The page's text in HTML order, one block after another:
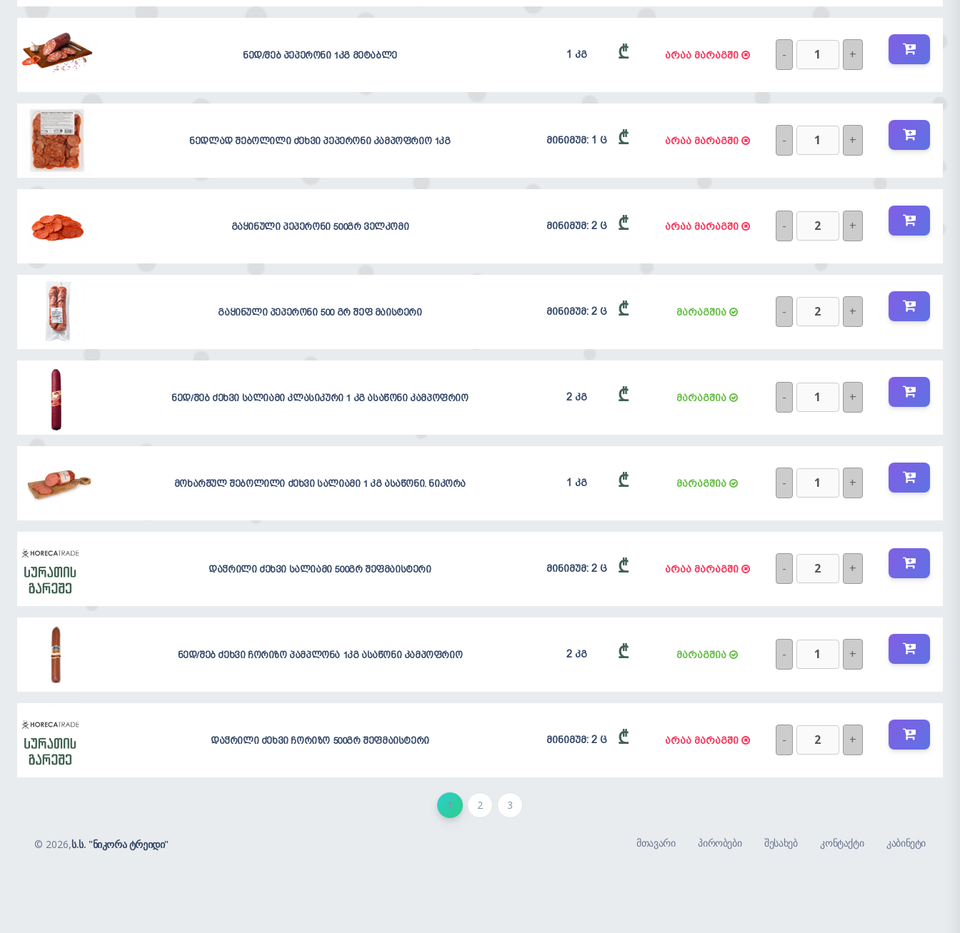
ნედ/შებ პეპერონი 1კგ მეტაბლე 1 კგ ₾ არაა მარაგში - +
ნედლად შებოლილი ძეხვი პეპერონი კამპოფრიო 1კგ მინიმუმ: 1 ც ₾ არაა მარაგში - +
გაყინული პეპერონი 500გრ ველკომი მინიმუმ: 2 ც ₾ არაა მარაგში - +
გაყინული პეპერონი 500 გრ შეფ მაისტერი მინიმუმ: 2 ც ₾ მარაგშია - +
ნედ/შებ ძეხვი სალიამი კლასიკური 1 კგ ასაწონი კამპოფრიო 2 კგ ₾ მარაგშია - +
მოხარშულ შებოლილი ძეხვი სალიამი 1 კგ ასაწონი. ნიკორა 1 კგ ₾ მარაგშია - +
დაჭრილი ძეხვი სალიამი 500გრ შეფმაისტერი მინიმუმ: 2 ც ₾ არაა მარაგში - +
ნედ/შებ ძეხვი ჩორიზო პამპლონა 1კგ ასაწონი კამპოფრიო 2 კგ ₾ მარაგშია - +
დაჭრილი ძეხვი ჩორიზო 500გრ შეფმაისტერი მინიმუმ: 2 ც ₾ არაა მარაგში - +
1 2 3
© 2026,ს.ს. "ნიკორა ტრეიდი" მთავარი პირობები შესახებ კონტაქტი კაბინეტი